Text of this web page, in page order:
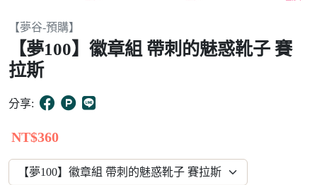
Item
of
4
【夢谷-預購】
【夢100】徽章組 帶刺的魅惑靴子 賽
拉斯
分享:
NT$360